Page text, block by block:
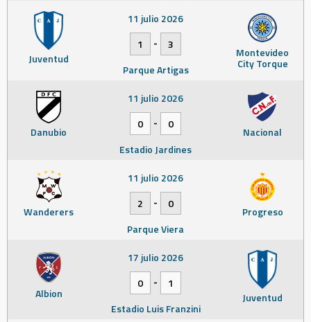
Juventud Montevideo
City Torque
11 julio 2026
1
-
3
Parque Artigas
Danubio Nacional
11 julio 2026
0
-
0
Estadio Jardines
Wanderers Progreso
11 julio 2026
2
-
0
Parque Viera
Albion Juventud
17 julio 2026
0
-
1
Estadio Luis Franzini